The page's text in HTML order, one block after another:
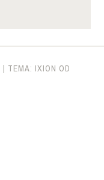
| TEMA: IXION OD